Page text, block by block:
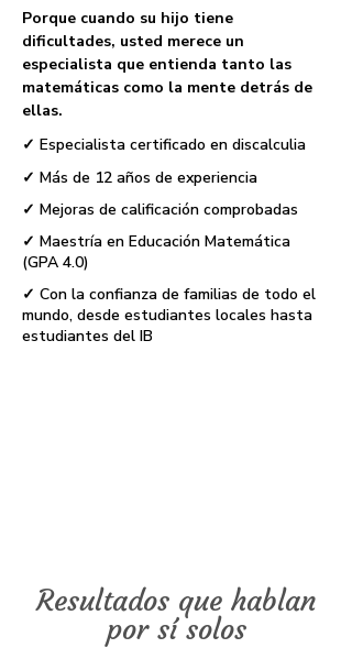
Porque cuando su hijo tiene
dificultades, usted merece un
especialista que entienda tanto las
matemáticas como la mente detrás de
ellas.
✓ Especialista certificado en discalculia
✓ Más de 12 años de experiencia
✓ Mejoras de calificación comprobadas
✓ Maestría en Educación Matemática
(GPA 4.0)
✓ Con la confianza de familias de todo el
mundo, desde estudiantes locales hasta
estudiantes del IB
Resultados que hablan
por sí solos